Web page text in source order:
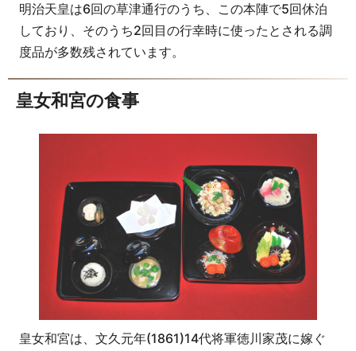
明治天皇は6回の草津通行のうち、この本陣で5回休泊
しており、そのうち2回目の行幸時に使ったとされる調
度品が多数残されています。
皇女和宮の食事
皇女和宮は、文久元年(1861)14代将軍徳川家茂に嫁ぐ